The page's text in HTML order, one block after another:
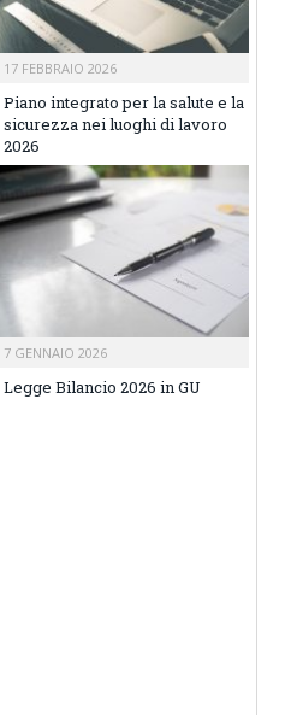
17 FEBBRAIO 2026
Piano integrato per la salute e la
sicurezza nei luoghi di lavoro
2026
7 GENNAIO 2026
Legge Bilancio 2026 in GU